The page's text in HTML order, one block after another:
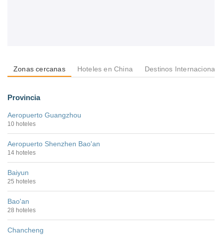
Zonas cercanas Hoteles en China Destinos
Provincia
Aeropuerto Guangzhou
10 hoteles
Aeropuerto Shenzhen Bao'an
14 hoteles
Baiyun
25 hoteles
Bao'an
28 hoteles
Chancheng